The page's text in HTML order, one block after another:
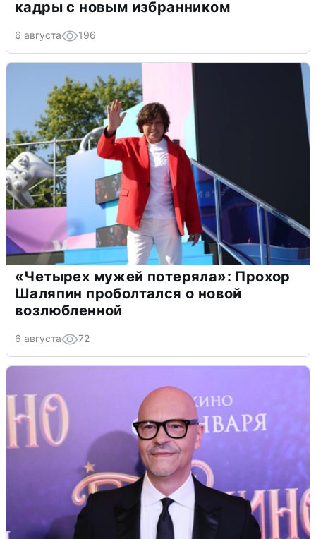
кадры с новым избранником
6 августа 196
«Четырех мужей потеряла»: Прохор
Шаляпин проболтался о новой
возлюбленной
6 августа 72